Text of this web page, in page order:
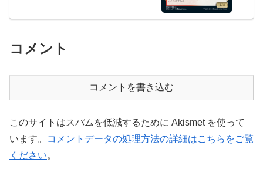
コメント
コメントを書き込む
このサイトはスパムを低減するために Akismet を使って
います。
コメントデータの処理方法の詳細はこちらをご覧
ください。